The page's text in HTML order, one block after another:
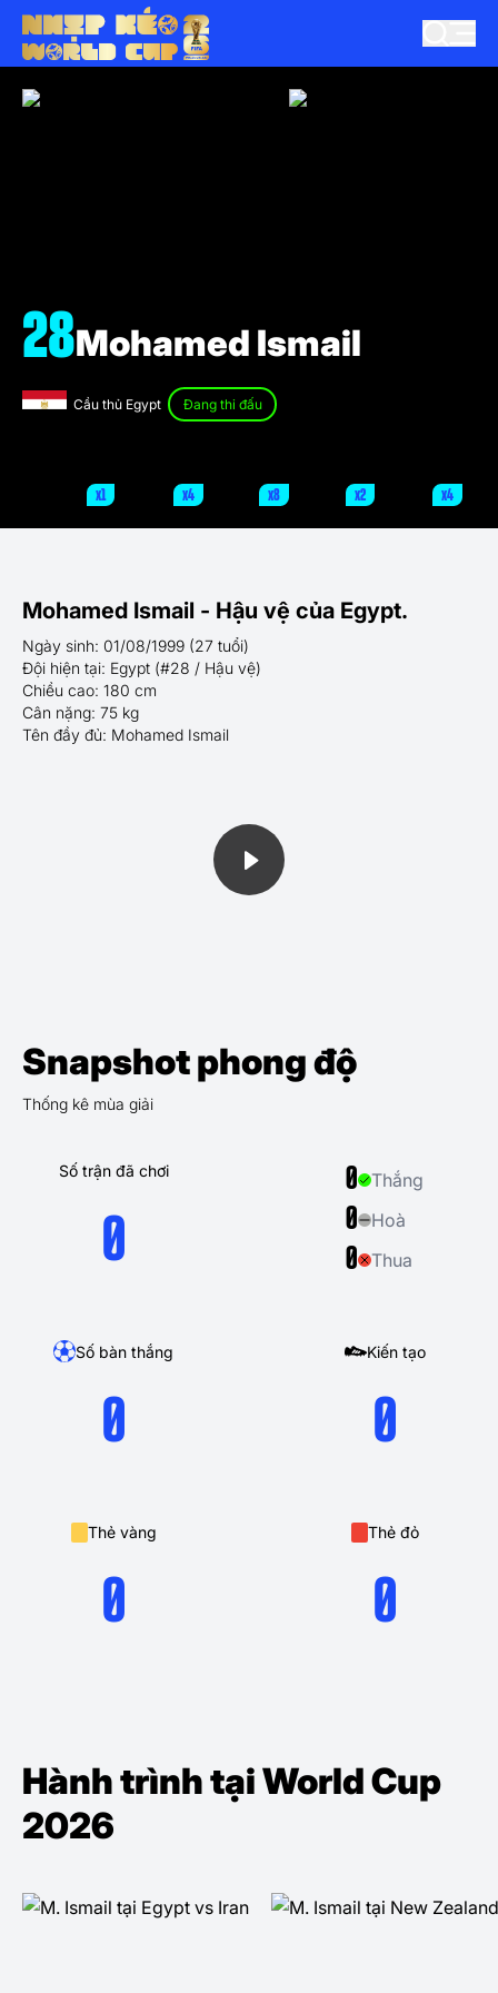
Cầu thủ Egypt Đang thi đấu
28Mohamed Ismail
x1 x4 x8 x2 x4
Mohamed Ismail - Hậu vệ của Egypt.
Ngày sinh: 01/08/1999 (27 tuổi)
Đội hiện tại: Egypt (#28 / Hậu vệ)
Chiều cao: 180 cm
Cân nặng: 75 kg
Tên đầy đủ: Mohamed Ismail
Snapshot phong độ
Thống kê mùa giải
Số trận đã chơi
0
Số bàn thắng
0
Kiến tạo
0
Thẻ vàng
0
Thẻ đỏ
0
0 Thắng
0 Hoà
0 Thua
Hành trình tại World Cup
2026